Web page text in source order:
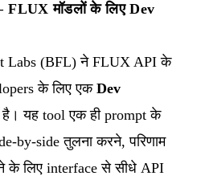
मॉडलों के लिए Dev
Labs (BFL) ने FLUX API के
के लिए एक Dev
है। यह tool एक ही prompt के
by-side तुलना करने, परिणाम
के लिए interface से सीधे API